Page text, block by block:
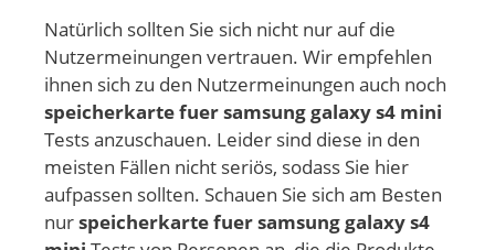
Natürlich sollten Sie sich nicht nur auf die
Nutzermeinungen vertrauen. Wir empfehlen
ihnen sich zu den Nutzermeinungen auch noch
speicherkarte fuer samsung galaxy s4 mini
Tests anzuschauen. Leider sind diese in den
meisten Fällen nicht seriös, sodass Sie hier
aufpassen sollten. Schauen Sie sich am Besten
nurspeicherkarte fuer samsung galaxy s4